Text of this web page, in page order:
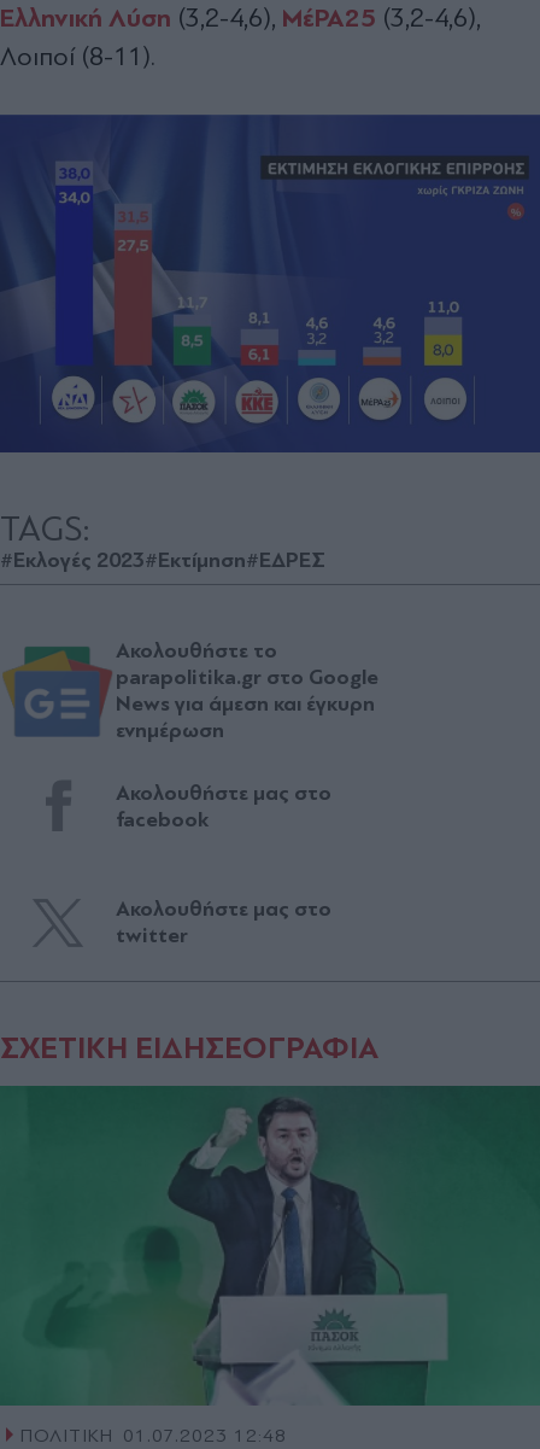
Ελληνική Λύση (3,2-4,6), ΜέΡΑ25 (3,2-4,6),
Λοιποί (8-11).
TAGS:
#Εκλογές 2023#Εκτίμηση#ΕΔΡΕΣ
Ακολουθήστε το
parapolitika.gr στο Google
News για άμεση και έγκυρη
ενημέρωση
Ακολουθήστε μας στο
facebook
Ακολουθήστε μας στο
twitter
ΣΧΕΤΙΚΗ ΕΙΔΗΣΕΟΓΡΑΦΙΑ
ΠΟΛΙΤΙΚΗ 01.07.2023 12:48